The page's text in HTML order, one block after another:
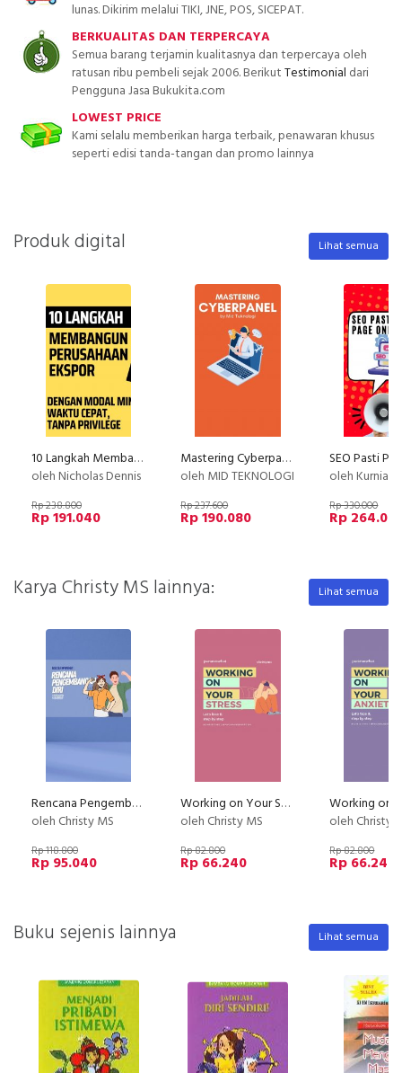
lunas. Dikirim melalui TIKI, JNE, POS, SICEPAT.
BERKUALITAS DAN TERPERCAYA
Semua barang terjamin kualitasnya dan terpercaya oleh
ratusan ribu pembeli sejak 2006. BerikutTestimonial dari
Pengguna Jasa Bukukita.com
LOWEST PRICE
Kami selalu memberikan harga terbaik, penawaran khusus
seperti edisi tanda-tangan dan promo lainnya
Produk digital Lihat semua
10 Langkah Membangun Perusahaan Ekspor!
oleh Nicholas Dennis
Rp 238.800
Rp 191.040
Mastering Cyberpanel
oleh MID TEKNOLOGI
Rp 237.600
Rp 190.080
oleh
Rp 330.000
Rp
Karya Christy MS lainnya: Lihat semua
Rencana Pengembangan Diri
oleh Christy MS
Rp 118.800
Rp 95.040
Working on Your Stress
oleh Christy MS
Rp 82.800
Rp 66.240
oleh Christy
Rp 82.800
Rp 66.240
Buku sejenis lainnya Lihat semua